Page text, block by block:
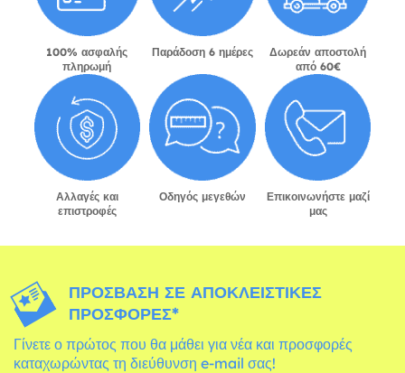
100% ασφαλής
πληρωμή
Παράδοση 6 ημέρες
Δωρεάν αποστολή
από 60€
Αλλαγές και
επιστροφές
Οδηγός μεγεθών
Επικοινωνήστε μαζί
μας
ΠΡΌΣΒΑΣΗ ΣΕ ΑΠΟΚΛΕΙΣΤΙΚΈΣ
ΠΡΟΣΦΟΡΈΣ*
Γίνετε ο πρώτος που θα μάθει για νέα και προσφορές
καταχωρώντας τη διεύθυνση e-mail σας!